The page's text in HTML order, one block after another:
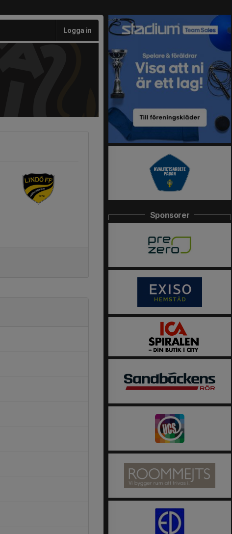
Logga in
Sponsorer